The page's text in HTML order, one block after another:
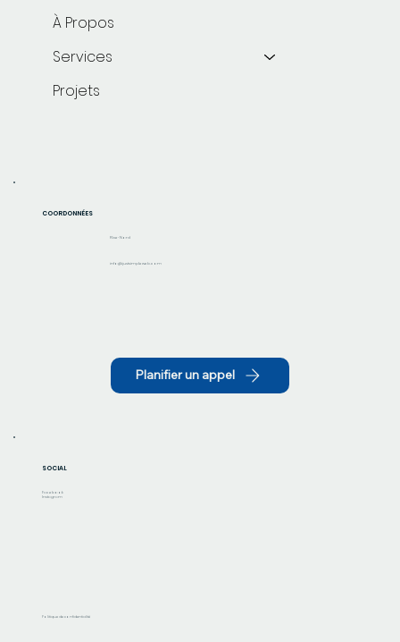
COORDONNÉES
Rive-Nord
info@justsimpleweb.com
Planifier un appel
À Propos
Services
Projets
Politique de confidentialité
SOCIAL
Facebook
Instagram